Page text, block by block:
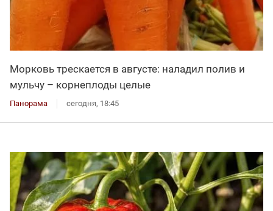
Морковь трескается в августе: наладил полив и
мульчу – корнеплоды целые
Панорама сегодня, 18:45